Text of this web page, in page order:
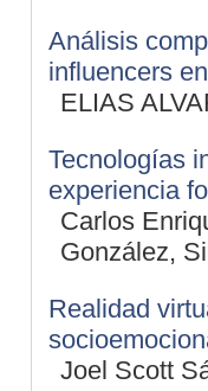
Análisis
influencers
ELIAS
Tecnologías
experiencia
Carlos
González,
Realidad
Joel Scott